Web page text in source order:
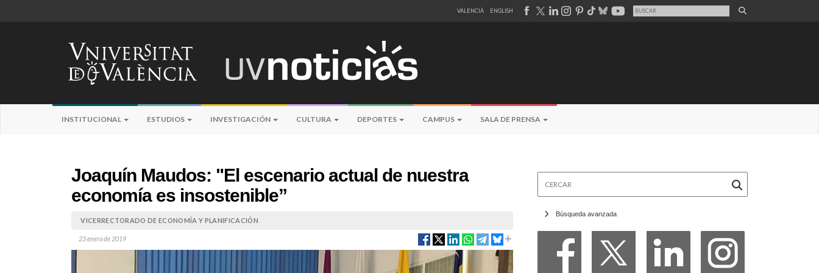
VALENCIÀ ENGLISH
INSTITUCIONAL ESTUDIOS INVESTIGACIÓN CULTURA DEPORTES CAMPUS SALA DE PRENSA
Joaquín Maudos: "El escenario actual de nuestra
economía es insostenible”
VICERRECTORADO DE ECONOMÍA Y PLANIFICACIÓN
23 enero de 2019
Búsqueda avanzada